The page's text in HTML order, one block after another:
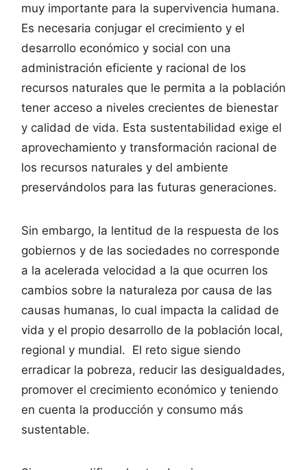
muy importante para la supervivencia humana.
Es necesaria conjugar el crecimiento y el
desarrollo económico y social con una
administración eficiente y racional de los
recursos naturales que le permita a la población
tener acceso a niveles crecientes de bienestar
y calidad de vida. Esta sustentabilidad exige el
aprovechamiento y transformación racional de
los recursos naturales y del ambiente
preservándolos para las futuras generaciones.
Sin embargo, la lentitud de la respuesta de los
gobiernos y de las sociedades no corresponde
a la acelerada velocidad a la que ocurren los
cambios sobre la naturaleza por causa de las
causas humanas, lo cual impacta la calidad de
vida y el propio desarrollo de la población local,
regional y mundial. El reto sigue siendo
erradicar la pobreza, reducir las desigualdades,
promover el crecimiento económico y teniendo
en cuenta la producción y consumo más
sustentable.